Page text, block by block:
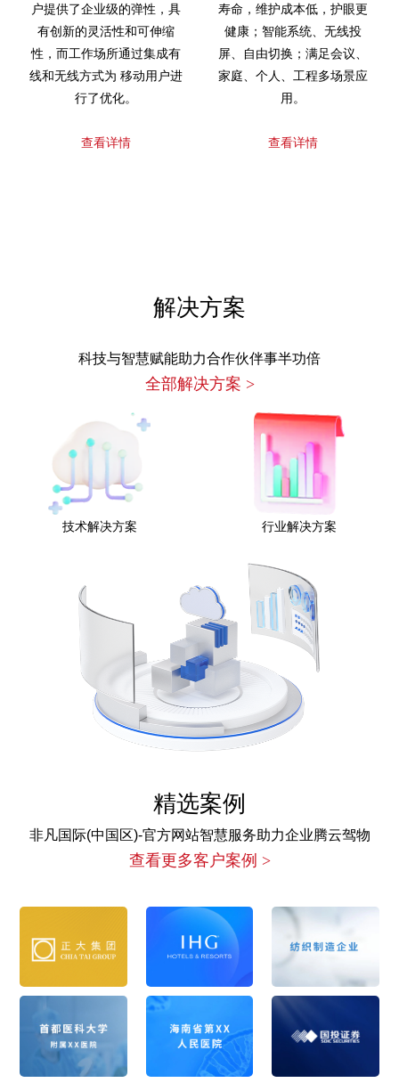
户提供了企业级的弹性，具
有创新的灵活性和可伸缩
性，而工作场所通过集成有
线和无线方式为 移动用户进
行了优化。
查看详情
寿命，维护成本低，护眼更
健康；智能系统、无线投
屏、自由切换；满足会议、
家庭、个人、工程多场景应
用。
查看详情
解决方案
科技与智慧赋能助力合作伙伴事半功倍
全部解决方案 >
技术解决方案 行业解决方案
精选案例
非凡国际(中国区)-官方网站智慧服务助力企业腾云驾物
查看更多客户案例 >